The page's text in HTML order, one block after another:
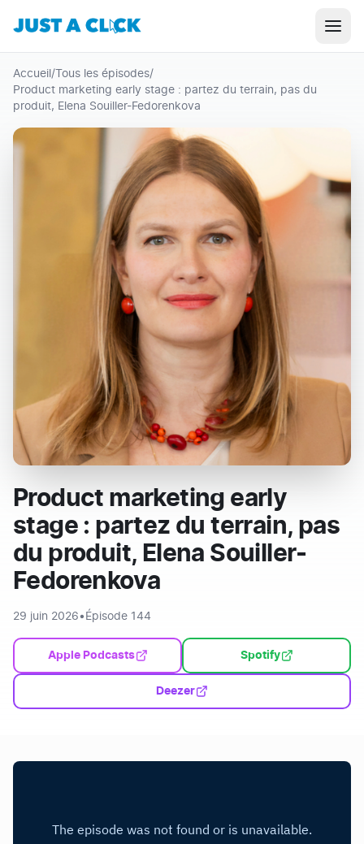
Accueil / Tous les épisodes/
Product marketing early stage : partez du terrain, pas du
produit, Elena Souiller-Fedorenkova
Product marketing early
stage : partez du terrain, pas
du produit, Elena Souiller-
Fedorenkova
29 juin 2026• Épisode 144
Apple Podcasts Spotify
Deezer